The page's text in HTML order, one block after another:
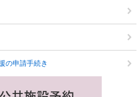
の申請手続き